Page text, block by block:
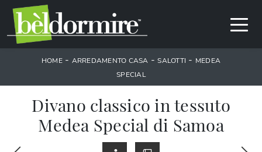
HOME- ARREDAMENTO CASA -SALOTTI - MEDEA
SPECIAL
Divano classico in tessuto
Medea Special di Samoa